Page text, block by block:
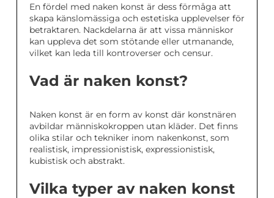
En fördel med naken konst är dess förmåga att
skapa känslomässiga och estetiska upplevelser för
betraktaren. Nackdelarna är att vissa människor
kan uppleva det som stötande eller utmanande,
vilket kan leda till kontroverser och censur.
Vad är naken konst?
Naken konst är en form av konst där konstnären
avbildar människokroppen utan kläder. Det finns
olika stilar och tekniker inom nakenkonst, som
realistisk, impressionistisk, expressionistisk,
kubistisk och abstrakt.
Vilka typer av naken konst